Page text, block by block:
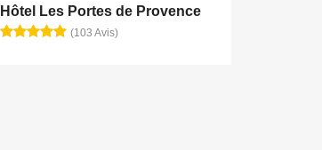
Hôtel Les Portes de Provence
(103 Avis)